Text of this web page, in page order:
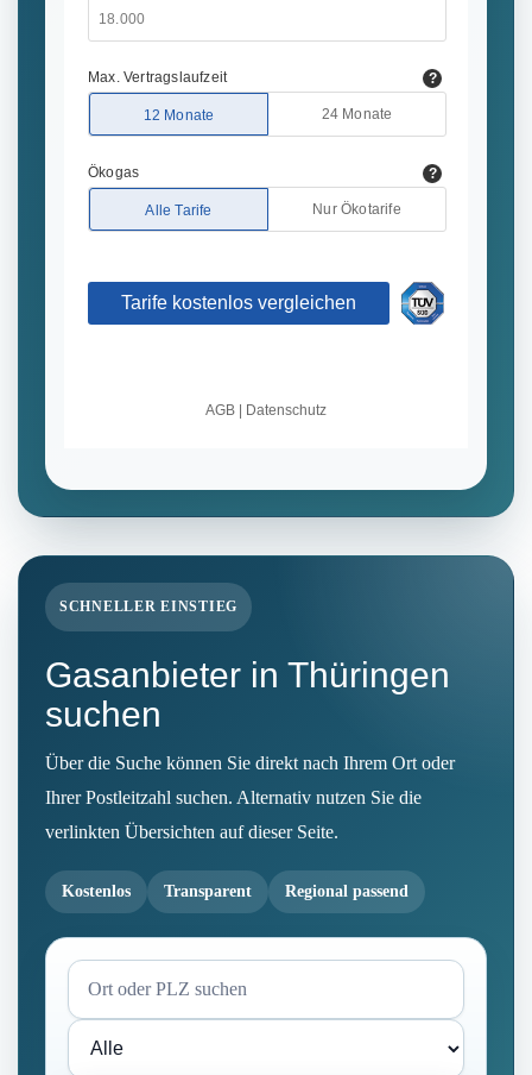
SCHNELLER EINSTIEG
Gasanbieter in Thüringen
suchen
Über die Suche können Sie direkt nach Ihrem Ort oder
Ihrer Postleitzahl suchen. Alternativ nutzen Sie die
verlinkten Übersichten auf dieser Seite.
Kostenlos Transparent Regional passend